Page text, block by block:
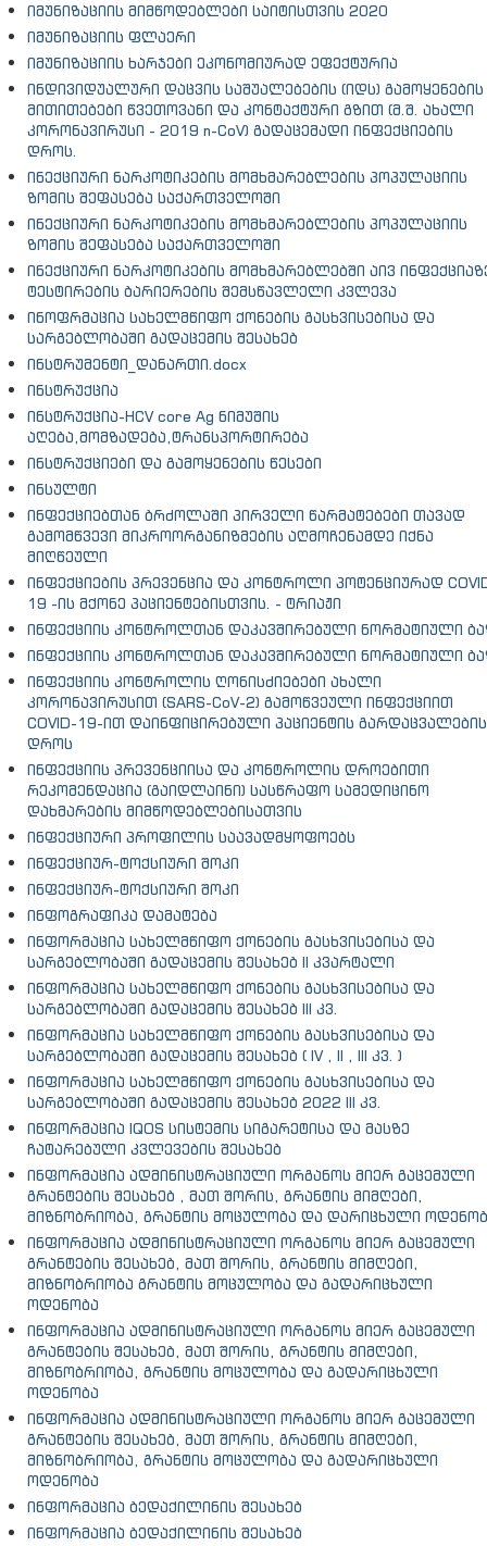
იმუნიზაციის მიმწოდებლები საიტისთვის 2020
იმუნიზაციის ფლაერი
იმუნიზაციის ხარჯები ეკონომიურად ეფექტურია
ინდივიდუალური დაცვის საშუალებების (იდს) გამოყენების
მითითებები წვეთოვანი და კონტაქტური გზით (მ.შ. ახალი
კორონავირუსი - 2019 n-CoV) გადაცემადი ინფექციების
დროს.
ინექციური ნარკოტიკების მომხმარებლების პოპულაციის
ზომის შეფასება საქართველოში
ინექციური ნარკოტიკების მომხმარებლების პოპულაციის
ზომის შეფასება საქართველოში
ინექციური ნარკოტიკების მომხმარებლებში აივ
ტესტირების ბარიერების შემსწავლელი კვლევა
ინოფრმაცია სახელმწიფო ქონების გასხვისებისა და
სარგებლობაში გადაცემის შესახებ
ინსტრუმენტი_დანართი.docx
ინსტრუქცია
ინსტრუქცია-HCV core Ag ნიმუშის
აღება,მომზადება,ტრანსპორტირება
ინსტრუქციები და გამოყენების წესები
ინსულტი
ინფექციებთან ბრძოლაში პირველი წარმატებები თავად
გამომწვევი მიკროორგანიზმების აღმოჩენამდე იქნა
მიღწეული
ინფექციების პრევენცია და კონტროლი პოტენციურად
19 -ის მქონე პაციენტებისთვის. - ტრიაჟი
ინფექციის კონტროლთან დაკავშირებული ნორმატიული
ინფექციის კონტროლთან დაკავშირებული ნორმატიული
ინფექციის კონტროლის ღონისძიებები ახალი
კორონავირუსით (SARS-CoV-2) გამოწვეული ინფექციით
COVID-19-ით დაინფიცირებული პაციენტის გარდაცვალების
დროს
ინფექციის პრევენციისა და კონტროლის დროებითი
რეკომენდაცია (გაიდლაინი) სასწრაფო სამედიცინო
დახმარების მიმწოდებლებისათვის
ინფექციური პროფილის საავადმყოფოებს
ინფექციურ-ტოქსიური შოკი
ინფექციურ-ტოქსიური შოკი
ინფოგრაფიკა დამატება
ინფორმაცია სახელმწიფო ქონების გასხვისებისა და
სარგებლობაში გადაცემის შესახებ II კვარტალი
ინფორმაცია სახელმწიფო ქონების გასხვისებისა და
სარგებლობაში გადაცემის შესახებ III კვ.
ინფორმაცია სახელმწიფო ქონების გასხვისებისა და
სარგებლობაში გადაცემის შესახებ ( IV , II , III კვ. )
ინფორმაცია სახელმწიფო ქონების გასხვისებისა და
სარგებლობაში გადაცემის შესახებ 2022 III კვ.
ინფორმაცია IQOS სისტემის სიგარეტისა და მასზე
ჩატარებული კვლევების შესახებ
ინფორმაცია ადმინისტრაციული ორგანოს მიერ გაცემული
გრანტების შესახებ , მათ შორის, გრანტის მიმღები,
მიზნობრიობა, გრანტის მოცულობა და დარიცხული
ინფორმაცია ადმინისტრაციული ორგანოს მიერ გაცემული
გრანტების შესახებ, მათ შორის, გრანტის მიმღები,
მიზნობრიობა გრანტის მოცულობა და გადარიცხული
ოდენობა
ინფორმაცია ადმინისტრაციული ორგანოს მიერ გაცემული
გრანტების შესახებ, მათ შორის, გრანტის მიმღები,
მიზნობრიობა, გრანტის მოცულობა და გადარიცხული
ოდენობა
ინფორმაცია ადმინისტრაციული ორგანოს მიერ გაცემული
გრანტების შესახებ, მათ შორის, გრანტის მიმღები,
მიზნობრიობა, გრანტის მოცულობა და გადარიცხული
ოდენობა
ინფორმაცია ბედაქილინის შესახებ
ინფორმაცია ბედაქილინის შესახებ